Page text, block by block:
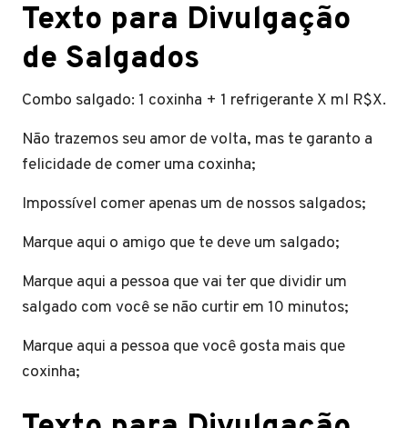
Texto para Divulgação
de Salgados
Combo salgado: 1 coxinha + 1 refrigerante X ml R$X.
Não trazemos seu amor de volta, mas te garanto a
felicidade de comer uma coxinha;
Impossível comer apenas um de nossos salgados;
Marque aqui o amigo que te deve um salgado;
Marque aqui a pessoa que vai ter que dividir um
salgado com você se não curtir em 10 minutos;
Marque aqui a pessoa que você gosta mais que
coxinha;